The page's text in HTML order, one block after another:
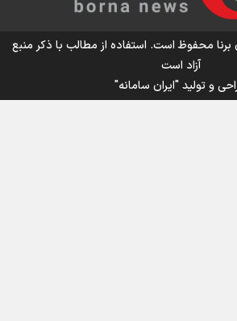
بر ارزش افزوده چقدر است؟
برنا محفوظ است. استفاده از مطالب با ذکر منبع
آزاد است
و تولید"ایران سامانه"